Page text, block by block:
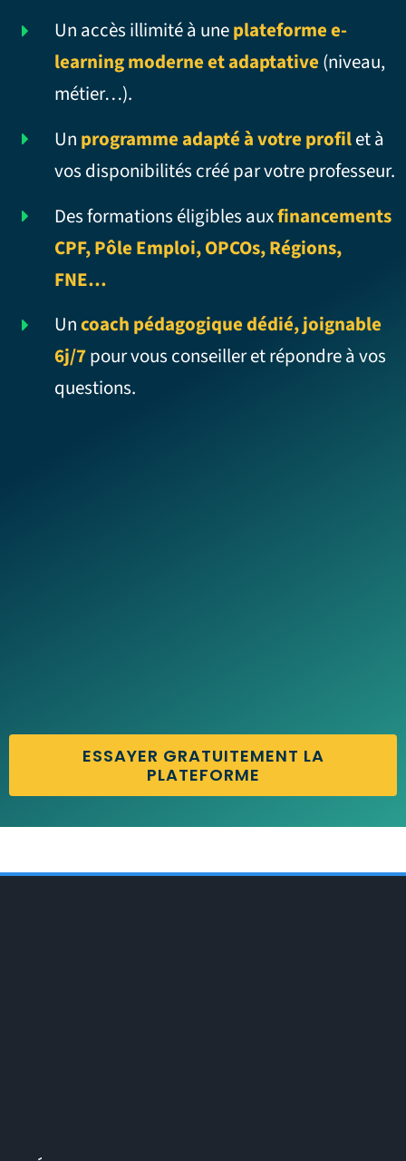
Un accès illimité à uneplateforme e-
learning moderne et adaptative (niveau,
métier…).
Un programme adapté à votre profilet à
vos disponibilités créé par votre professeur.
Des formations éligibles auxfinancements
CPF, Pôle Emploi, OPCOs, Régions,
FNE…
Uncoach pédagogique dédié, joignable
6j/7pour vous conseiller et répondre à vos
questions.
ESSAYER GRATUITEMENT LA
PLATEFORME